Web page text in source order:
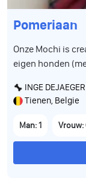
Pomeriaan
Onze Mochi is cream van
eigen honden
geluiden en
De puppy is
dierenarts en is
hem een
die hem een
INGE DEJAEGER
Tienen, Belgie
Man: 1 Vrouw: